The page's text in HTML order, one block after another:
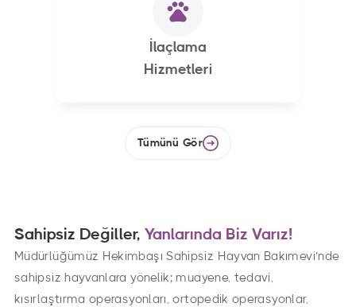
İlaçlama
Hizmetleri
Tümünü Gör
Sahipsiz Değiller, Yanlarında Biz Varız!
Müdürlüğümüz Hekimbaşı Sahipsiz Hayvan Bakımevi’nde
sahipsiz hayvanlara yönelik; muayene, tedavi,
kısırlaştırma operasyonları, ortopedik operasyonlar,